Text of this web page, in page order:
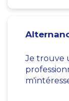
Je trouve